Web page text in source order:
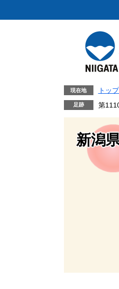
現在地 トッ
第
新潟